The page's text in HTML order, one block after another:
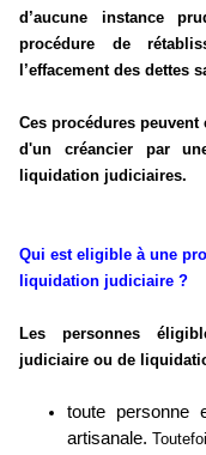
d’aucune instance
procédure de
l’effacement des dettes
Ces procédures
d'un créancier par
liquidation judiciaires.
Qui est eligible à une
liquidation judiciaire ?
Les personnes
judiciaire ou de
toute personne
artisanale.